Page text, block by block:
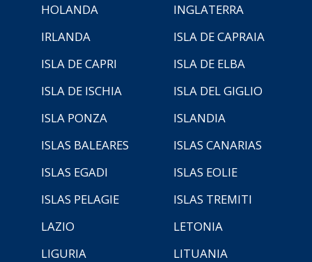
HOLANDA
INGLATERRA
IRLANDA
ISLA DE CAPRAIA
ISLA DE CAPRI
ISLA DE ELBA
ISLA DE ISCHIA
ISLA DEL GIGLIO
ISLA PONZA
ISLANDIA
ISLAS BALEARES
ISLAS CANARIAS
ISLAS EGADI
ISLAS EOLIE
ISLAS PELAGIE
ISLAS TREMITI
LAZIO
LETONIA
LIGURIA
LITUANIA